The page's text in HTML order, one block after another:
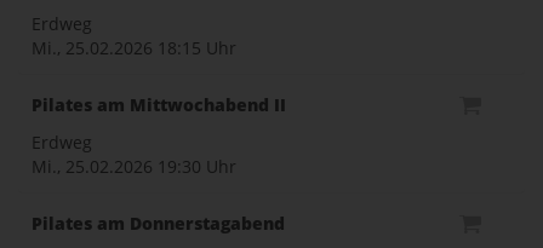
Erdweg
Mi., 25.02.2026 18:15 Uhr
Pilates am Mittwochabend II
Erdweg
Mi., 25.02.2026 19:30 Uhr
Pilates am Donnerstagabend